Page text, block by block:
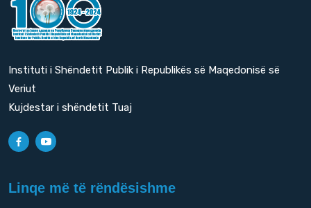
Instituti i Shëndetit Publik i Republikës së Maqedonisë së
Veriut
Kujdestar i shëndetit Tuaj
Linqe më të rëndësishme